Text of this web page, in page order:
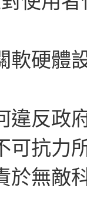
軟硬
違反政
可抗力
於無